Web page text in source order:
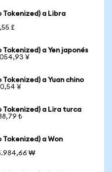
Tokenized) a Libra
£
a Yen japonés
¥
a Yuan chino
¥
Tokenized) a Lira turca
₺
a Won
₩